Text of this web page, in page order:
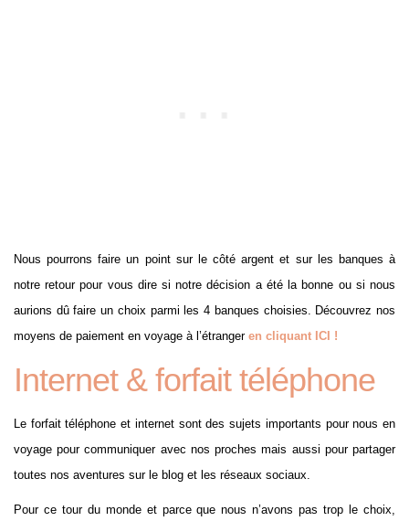
Nous pourrons faire un point sur le côté argent et sur les banques à
notre retour pour vous dire si notre décision a été la bonne ou si nous
aurions dû faire un choix parmi les 4 banques choisies. Découvrez nos
moyens de paiement en voyage à l’étranger en cliquant ICI !
Internet & forfait téléphone
Le forfait téléphone et internet sont des sujets importants pour nous en
voyage pour communiquer avec nos proches mais aussi pour partager
toutes nos aventures sur le blog et les réseaux sociaux.
Pour ce tour du monde et parce que nous n’avons pas trop le choix,